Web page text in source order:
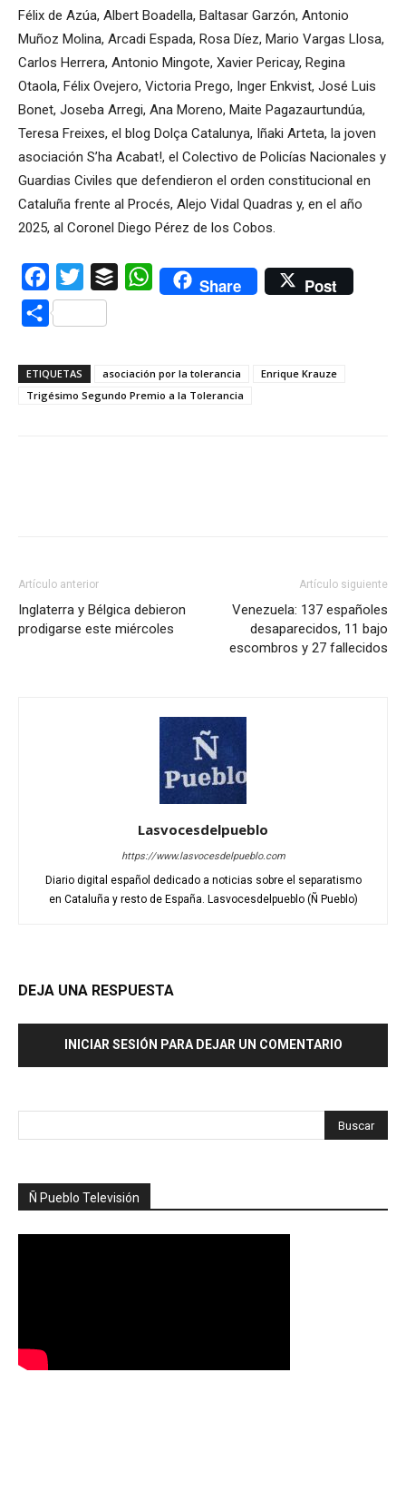
Félix de Azúa, Albert Boadella, Baltasar Garzón, Antonio
Muñoz Molina, Arcadi Espada, Rosa Díez, Mario Vargas Llosa,
Carlos Herrera, Antonio Mingote, Xavier Pericay, Regina
Otaola, Félix Ovejero, Victoria Prego, Inger Enkvist, José Luis
Bonet, Joseba Arregi, Ana Moreno, Maite Pagazaurtundúa,
Teresa Freixes, el blog Dolça Catalunya, Iñaki Arteta, la joven
asociación S’ha Acabat!, el Colectivo de Policías Nacionales y
Guardias Civiles que defendieron el orden constitucional en
Cataluña frente al Procés, Alejo Vidal Quadras y, en el año
2025, al Coronel Diego Pérez de los Cobos.
Facebook
Twitter Buffer WhatsAppShare Post
Compartir
ETIQUETAS asociación por la tolerancia
Enrique Krauze
Trigésimo Segundo Premio a la Tolerancia
Artículo anterior
Inglaterra y Bélgica debieron
prodigarse este miércoles
Artículo siguiente
Venezuela: 137 españoles
desaparecidos, 11 bajo
escombros y 27 fallecidos
Lasvocesdelpueblo
https://www.lasvocesdelpueblo.com
Diario digital español dedicado a noticias sobre el separatismo
en Cataluña y resto de España. Lasvocesdelpueblo (Ñ Pueblo)
DEJA UNA RESPUESTA
INICIAR SESIÓN PARA DEJAR UN COMENTARIO
Ñ Pueblo Televisión